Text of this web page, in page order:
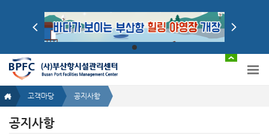
고객마당 공지사항
공지사항